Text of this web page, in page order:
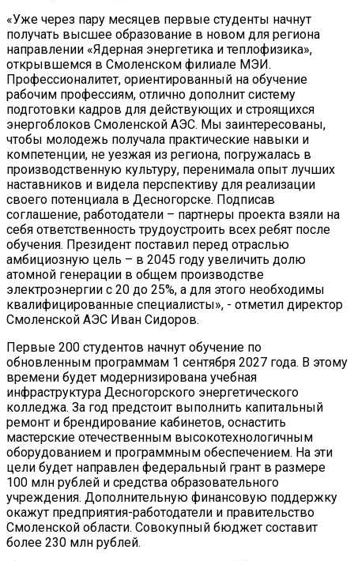
«Уже через пару месяцев первые студенты начнут
получать высшее образование в новом для региона
направлении «Ядерная энергетика и теплофизика»,
открывшемся в Смоленском филиале МЭИ.
Профессионалитет, ориентированный на обучение
рабочим профессиям, отлично дополнит систему
подготовки кадров для действующих и строящихся
энергоблоков Смоленской АЭС. Мы заинтересованы,
чтобы молодежь получала практические навыки и
компетенции, не уезжая из региона, погружалась в
производственную культуру, перенимала опыт лучших
наставников и видела перспективу для реализации
своего потенциала в Десногорске. Подписав
соглашение, работодатели – партнеры проекта взяли на
себя ответственность трудоустроить всех ребят после
обучения. Президент поставил перед отраслью
амбициозную цель – в 2045 году увеличить долю
атомной генерации в общем производстве
электроэнергии с 20 до 25%, а для этого необходимы
квалифицированные специалисты», - отметил директор
Смоленской АЭС Иван Сидоров.
Первые 200 студентов начнут обучение по
обновленным программам 1 сентября 2027 года. В этому
времени будет модернизирована учебная
инфраструктура Десногорского энергетического
колледжа. За год предстоит выполнить капитальный
ремонт и брендирование кабинетов, оснастить
мастерские отечественным высокотехнологичным
оборудованием и программным обеспечением. На эти
цели будет направлен федеральный грант в размере
100 млн рублей и средства образовательного
учреждения. Дополнительную финансовую поддержку
окажут предприятия-работодатели и правительство
Смоленской области. Совокупный бюджет составит
более 230 млн рублей.